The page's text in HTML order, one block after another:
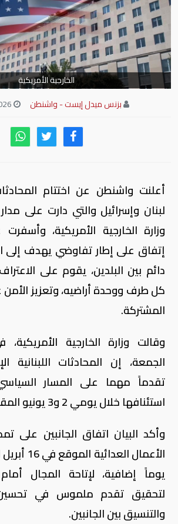
الخارجية الأمريكية
بزنس ميدل إيست - واشنطن
أعلنت واشنطن عن اختتام
لبنان وإسرائيل والتي دارت على
وزارة الخارجية الأمريكية،
إتفاق على إطار تفاوضي يهدف إلى
دائم بين البلدين، يقوم على
كل طرف ووحدة أراضيه، وتعزيز
المشتركة.
وقالت وزارة الخارجية
الجمعة، إن المحادثات اللبنانية
تقدماً مهما على المسار
استئنافها خلال يومي 2 و3 يونيو المقبل.
وأكد البيان اتفاق الجانبين على
يوماً إضافية، لإتاحة المجال
لتحقيق تقدم ملموس في تحسين
والتنسيق بين الجانبين.